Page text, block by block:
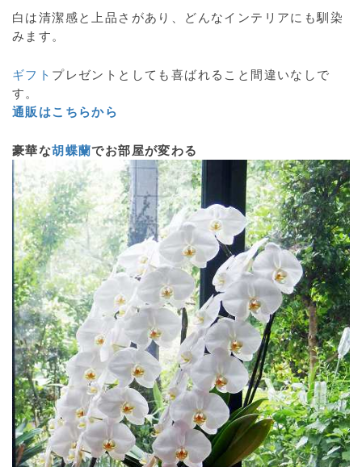
白は清潔感と上品さがあり、どんなインテリアにも馴染
みます。
ギフト プレゼントとしても喜ばれること間違いなしで
す。
通販はこちらから
豪華な胡蝶蘭でお部屋が変わる